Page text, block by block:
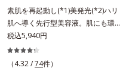
素肌を再起動し(*1)美発光(*2)ハリ
肌へ導く先行型美容液。肌にも環境
にも、いいことを——。
「CLEANENCE（クリーンエン
ス）」が目指すのは、まっさらな素
税込5,940円
（4.32 /74件）